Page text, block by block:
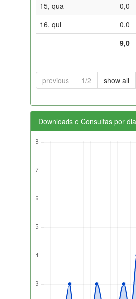
15, qua
0,0
16, qui
0,0
9,0
previous 1/2 show all
Downloads e Consultas por dia